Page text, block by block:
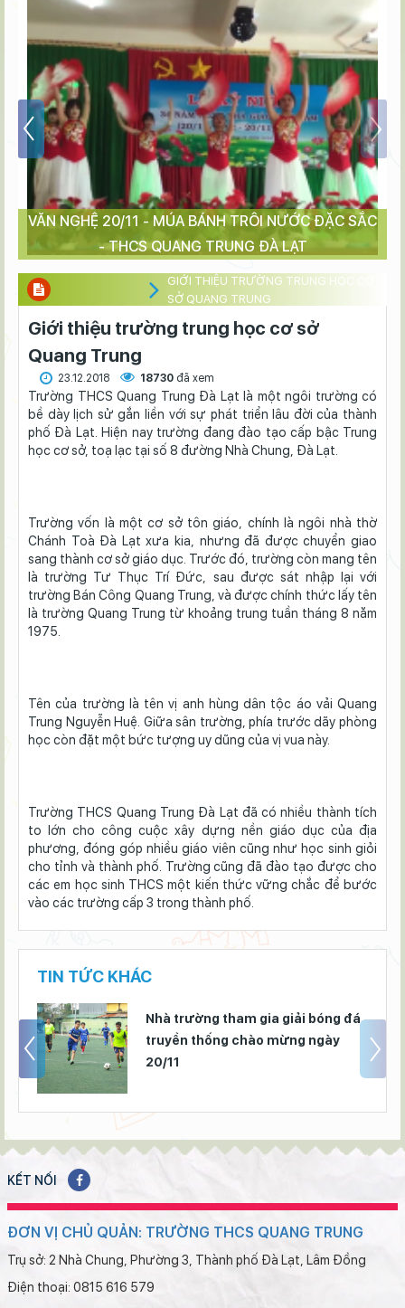
VĂN NGHỆ 20/11 - MÚA BÁNH TRÔI NƯỚC ĐẶC SẮC
- THCS QUANG TRUNG ĐÀ LẠT
GIỚI THIỆU TRƯỜNG TRUNG HỌC CƠ
SỞ QUANG TRUNG
Giới thiệu trường trung học cơ sở
Quang Trung
23.12.2018 18730 đã xem
Trường THCS Quang Trung Đà Lạt là một ngôi trường có
bề dày lịch sử gắn liền với sự phát triển lâu đời của thành
phố Đà Lạt. Hiện nay trường đang đào tạo cấp bậc Trung
học cơ sở, toạ lạc tại số 8 đường Nhà Chung, Đà Lạt.
Trường vốn là một cơ sở tôn giáo, chính là ngôi nhà thờ
Chánh Toà Đà Lạt xưa kia, nhưng đã được chuyển giao
sang thành cơ sở giáo dục. Trước đó, trường còn mang tên
là trường Tư Thục Trí Đức, sau được sát nhập lại với
trường Bán Công Quang Trung, và được chính thức lấy tên
là trường Quang Trung từ khoảng trung tuần tháng 8 năm
1975.
Tên của trường là tên vị anh hùng dân tộc áo vải Quang
Trung Nguyễn Huệ. Giữa sân trường, phía trước dãy phòng
học còn đặt một bức tượng uy dũng của vị vua này.
Trường THCS Quang Trung Đà Lạt đã có nhiều thành tích
to lớn cho công cuộc xây dựng nền giáo dục của địa
phương, đóng góp nhiều giáo viên cũng như học sinh giỏi
cho tỉnh và thành phố. Trường cũng đã đào tạo được cho
các em học sinh THCS một kiến thức vững chắc để bước
vào các trường cấp 3 trong thành phố.
TIN TỨC KHÁC
Nhà trường tham gia giải bóng đá
truyền thống chào mừng ngày
20/11
KẾT NỐI
ĐƠN VỊ CHỦ QUẢN: TRƯỜNG THCS QUANG TRUNG
Trụ sở: 2 Nhà Chung, Phường 3, Thành phố Đà Lạt, Lâm Đồng
Điện thoại: 0815 616 579